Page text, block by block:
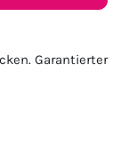
Garantierter